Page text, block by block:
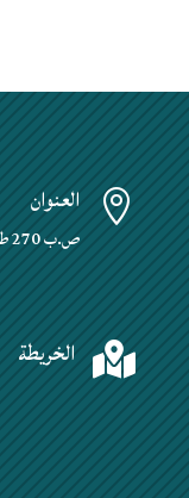
 العنوان
ص.ب 270 طريق الصومعة البليدة
 الخريطة